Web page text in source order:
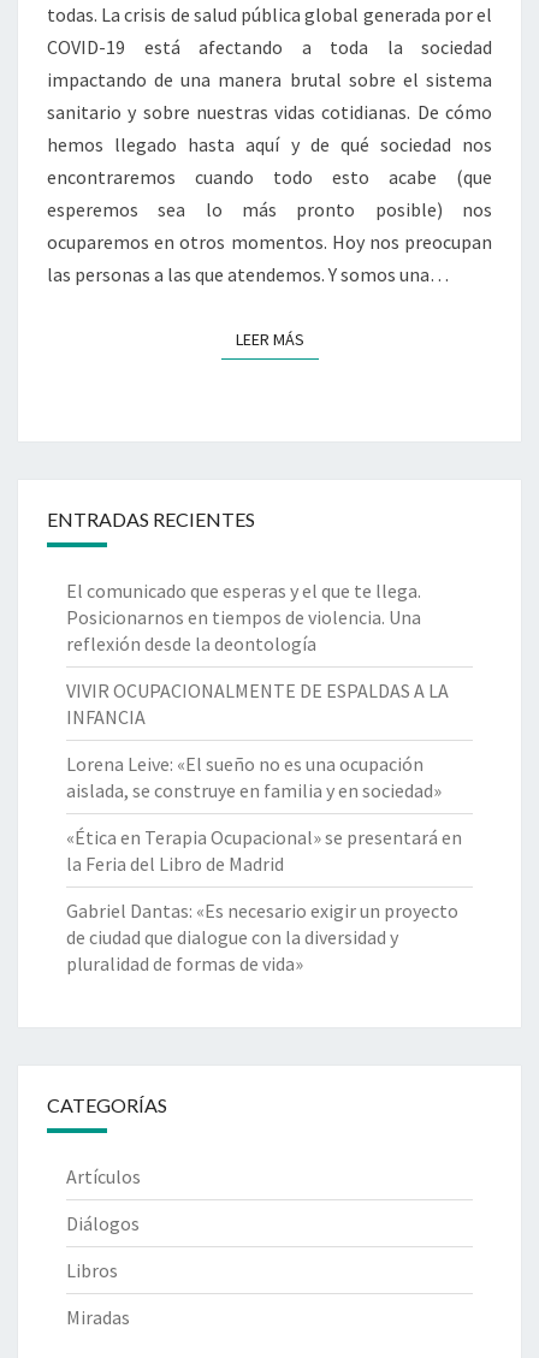
todas. La crisis de salud pública global generada por el
COVID-19 está afectando a toda la sociedad
impactando de una manera brutal sobre el sistema
sanitario y sobre nuestras vidas cotidianas. De cómo
hemos llegado hasta aquí y de qué sociedad nos
encontraremos cuando todo esto acabe (que
esperemos sea lo más pronto posible) nos
ocuparemos en otros momentos. Hoy nos preocupan
las personas a las que atendemos. Y somos una…
LEER MÁSLEER MÁS
ENTRADAS RECIENTES
El comunicado que esperas y el que te llega.
Posicionarnos en tiempos de violencia. Una
reflexión desde la deontología
VIVIR OCUPACIONALMENTE DE ESPALDAS A LA
INFANCIA
Lorena Leive: «El sueño no es una ocupación
aislada, se construye en familia y en sociedad»
«Ética en Terapia Ocupacional» se presentará en
la Feria del Libro de Madrid
Gabriel Dantas: «Es necesario exigir un proyecto
de ciudad que dialogue con la diversidad y
pluralidad de formas de vida»
CATEGORÍAS
Artículos
Diálogos
Libros
Miradas